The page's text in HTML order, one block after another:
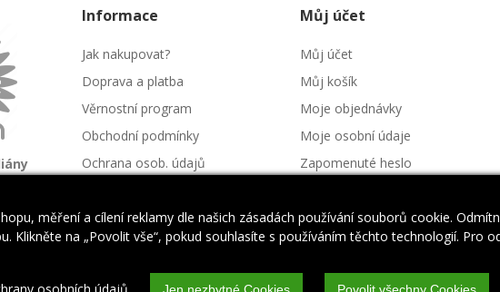
Informace
Jak nakupovat?
Doprava a platba
Věrnostní program
Obchodní podmínky
Ochrana osob. údajů
Můj účet
Můj účet
Můj košík
Moje objednávky
Moje osobní údaje
Zapomenuté heslo
měření a cílení reklamy dle našich zásadách používání souborů cookie.
Klikněte na „Povolit vše“, pokud souhlasíte s používáním těchto technologií. Pro